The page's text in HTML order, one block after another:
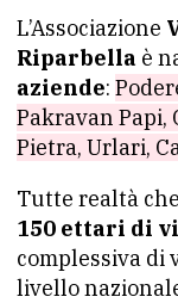
L’Associazione
Riparbella è
aziende:
Pakravan
Pietra, Urlari,
Tutte realtà
150 ettari di
complessiva di
livello